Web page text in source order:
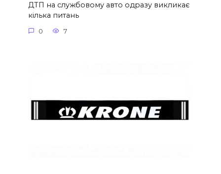
ДТП на службовому авто одразу викликає
кілька питань
0 7